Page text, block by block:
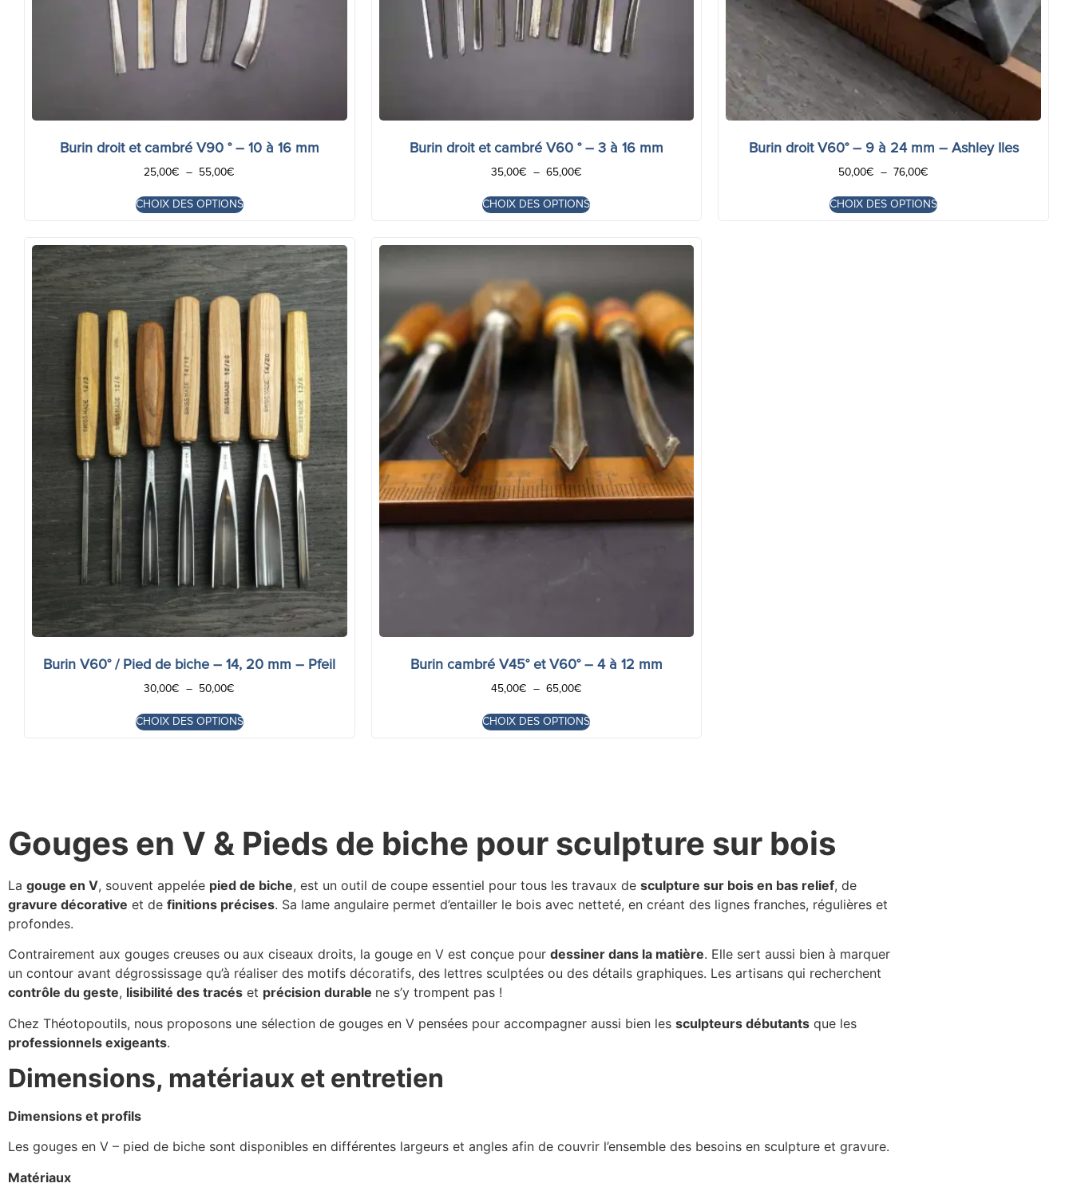
Burin droit et cambré V90 ° – 10 à 16 mm
25,00€ – 55,00€
CHOIX DES OPTIONS
Burin droit et cambré V60 ° – 3 à 16 mm
35,00€ – 65,00€
CHOIX DES OPTIONS
Burin droit V60° – 9 à 24 mm – Ashley Iles
50,00€ – 76,00€
CHOIX DES OPTIONS
Burin V60° / Pied de biche – 14, 20 mm – Pfeil
30,00€ – 50,00€
CHOIX DES OPTIONS
Burin cambré V45° et V60° – 4 à 12 mm
45,00€ – 65,00€
CHOIX DES OPTIONS
Gouges en V & Pieds de biche pour sculpture sur bois
La gouge en V, souvent appelée pied de biche, est un outil de coupe essentiel pour tous les travaux de sculpture sur bois en bas relief, de
gravure décorative et de finitions précises. Sa lame angulaire permet d’entailler le bois avec netteté, en créant des lignes franches, régulières et
profondes.
Contrairement aux gouges creuses ou aux ciseaux droits, la gouge en V est conçue pour dessiner dans la matière. Elle sert aussi bien à marquer
un contour avant dégrossissage qu’à réaliser des motifs décoratifs, des lettres sculptées ou des détails graphiques. Les artisans qui recherchent
contrôle du geste, lisibilité des tracés et précision durable ne s’y trompent pas !
Chez Théotopoutils, nous proposons une sélection de gouges en V pensées pour accompagner aussi bien les sculpteurs débutants que les
professionnels exigeants.
Dimensions, matériaux et entretien
Dimensions et profils
Les gouges en V – pied de biche sont disponibles en différentes largeurs et angles afin de couvrir l’ensemble des besoins en sculpture et gravure.
Matériaux